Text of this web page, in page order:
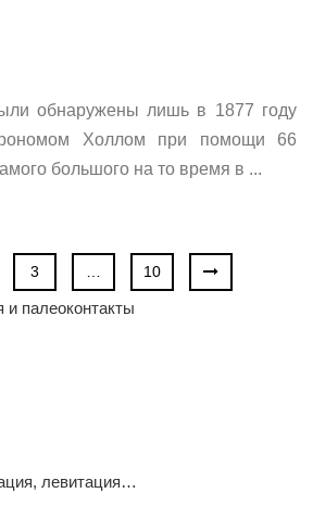
обнаружены лишь в 1877 году
Холлом при помощи 66
большого на то время в ...
3 10
палеоконтакты
левитация…